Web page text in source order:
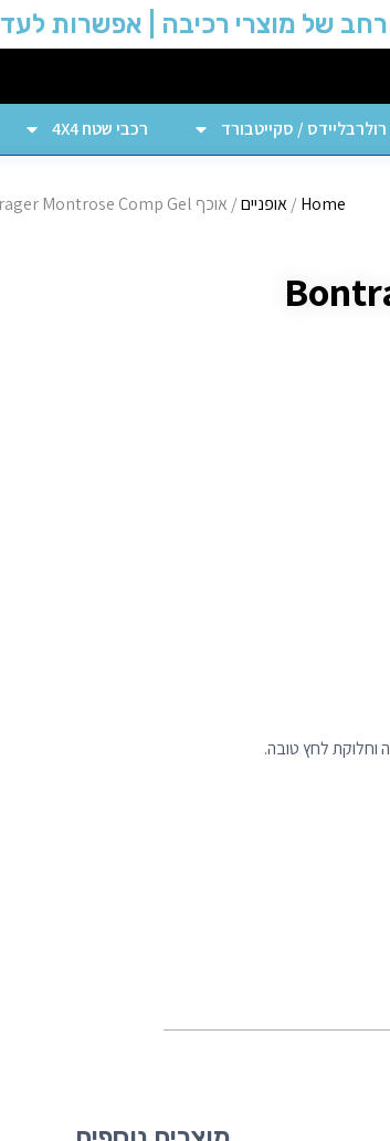
של מוצרי רכיבה | אפשרות לעד 12 תשלומים
רולרבליידס / סקייטבורד רכבי שטח 4X4
Home
/אופניים/ אוכף Bontrager Montrose Comp Gel
וחלוקת לחץ טובה.